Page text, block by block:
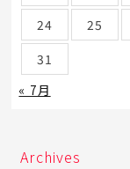
24
25
31
« 7月
Archives